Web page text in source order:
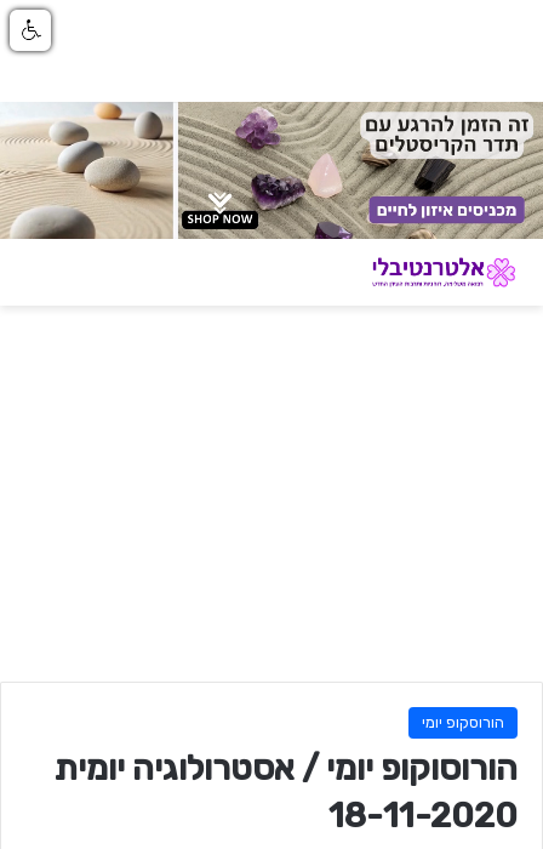
הורוסקופ יומי
הורוסוקופ יומי / אסטרולוגיה יומית
18-11-2020